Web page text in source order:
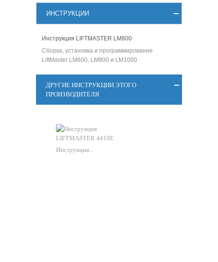
ИНСТРУКЦИИ
Инструкция LIFTMASTER LM800
Сборка, установка и программирование
LiftMaster LM600, LM800 и LM1000
ДРУГИЕ ИНСТРУКЦИИ ЭТОГО
ПРОИЗВОДИТЕЛЯ
Инструкция...